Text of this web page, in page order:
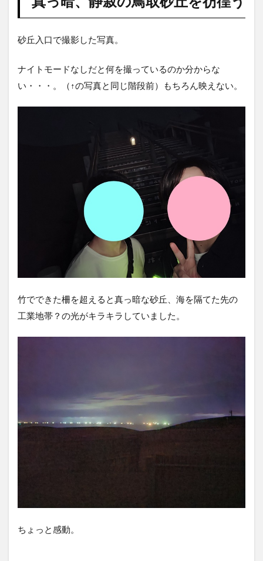
砂丘入口で撮影した写真。
ナイトモードなしだと何を撮っているのか分からな
い・・・。（↑の写真と同じ階段前）もちろん映えない。
竹でできた柵を超えると真っ暗な砂丘、海を隔てた先の
工業地帯？の光がキラキラしていました。
ちょっと感動。